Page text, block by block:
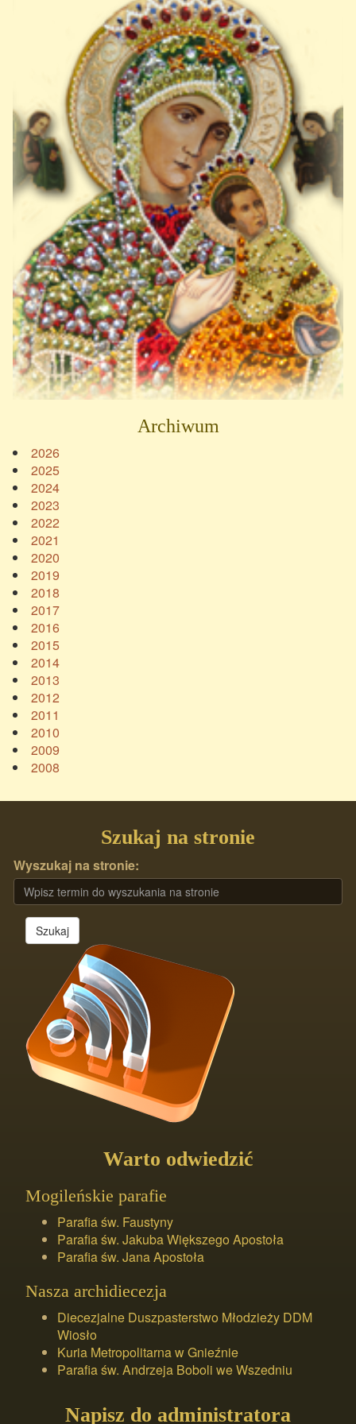
Archiwum
2026
2025
2024
2023
2022
2021
2020
2019
2018
2017
2016
2015
2014
2013
2012
2011
2010
2009
2008
Szukaj na stronie
Wyszukaj na stronie:
Szukaj
Warto odwiedzić
Mogileńskie parafie
Parafia św. Faustyny
Parafia św. Jakuba Większego Apostoła
Parafia św. Jana Apostoła
Nasza archidiecezja
Diecezjalne Duszpasterstwo Młodzieży DDM
Wiosło
Kuria Metropolitarna w Gnieźnie
Parafia św. Andrzeja Boboli we Wszedniu
Napisz do administratora